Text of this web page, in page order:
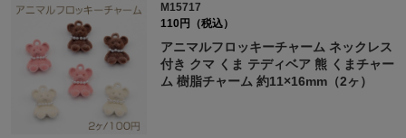
M15717
110円（税込）
アニマルフロッキーチャーム ネックレス
付き クマ くま テディベア 熊 くまチャー
ム 樹脂チャーム 約11×16mm（2ヶ）